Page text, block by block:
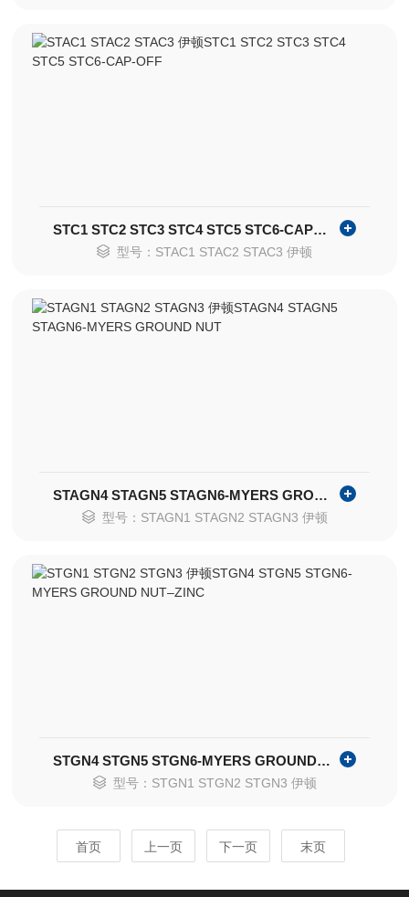
STC1 STC2 STC3 STC4 STC5 STC6-CAP-OFF
型号：STAC1 STAC2 STAC3 伊顿
STAGN4 STAGN5 STAGN6-MYERS GROUND NUT
型号：STAGN1 STAGN2 STAGN3 伊顿
STGN4 STGN5 STGN6-MYERS GROUND NUT–ZINC
型号：STGN1 STGN2 STGN3 伊顿
首页 上一页 下一页 末页